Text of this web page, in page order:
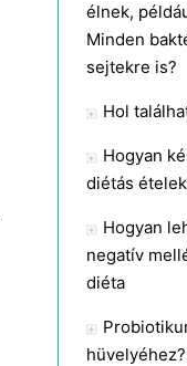
élnek,
Minden
sejtekre is?
Hol
Hogyan
diétás
Hogyan
negatív
diéta
hüvelyéhez?